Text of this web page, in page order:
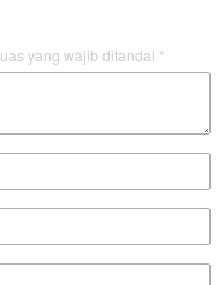
yang wajib ditandai *